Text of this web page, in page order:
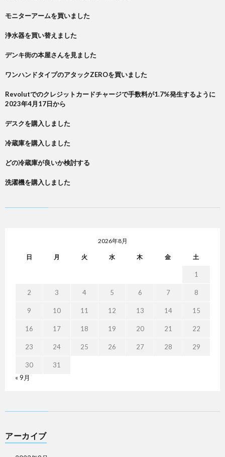
モニターアームを買いました
浄水器を買い替えました
デンキ街の本屋さんを見ました
ワンハンドタイプのアタックZEROを買いました
Revolutでのクレジットカードチャージで手数料が1.7%発生するように
2023年4月17日から
デスクを購入しました
冷蔵庫を購入しました
どの冷蔵庫が良いか検討する
洗濯機を購入しました
2026年8月
日 月 火 水 木 金 土
1
2 3 4 5 6 7 8
9 10 11 12 13 14 15
16 17 18 19 20 21 22
23 24 25 26 27 28 29
30
31
« 9月
アーカイブ